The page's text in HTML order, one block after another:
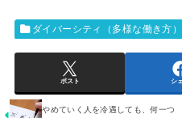
ダイバーシティ（多様な働き方）
ポスト シ
やめていく人を冷遇しても、何一つ